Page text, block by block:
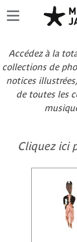
Accédez à la
collections de
notices
de toutes les
Cliquez ici